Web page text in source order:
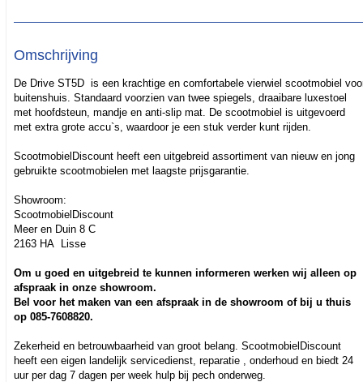
Omschrijving
De Drive ST5D is een krachtige en comfortabele vierwiel scootmobiel
buitenshuis. Standaard voorzien van twee spiegels, draaibare luxestoel
met hoofdsteun, mandje en anti-slip mat. De scootmobiel is uitgevoerd
met extra grote accu`s, waardoor je een stuk verder kunt rijden.
ScootmobielDiscount heeft een uitgebreid assortiment van nieuw en jong
gebruikte scootmobielen met laagste prijsgarantie.
Showroom:
ScootmobielDiscount
Meer en Duin 8 C
2163 HA Lisse
Om u goed en uitgebreid te kunnen informeren werken wij alleen op
afspraak in onze showroom.
Bel voor het maken van een afspraak in de showroom of bij u thuis
op 085-7608820.
Zekerheid en betrouwbaarheid van groot belang. ScootmobielDiscount
heeft een eigen landelijk servicedienst, reparatie , onderhoud en biedt 24
uur per dag 7 dagen per week hulp bij pech onderweg.